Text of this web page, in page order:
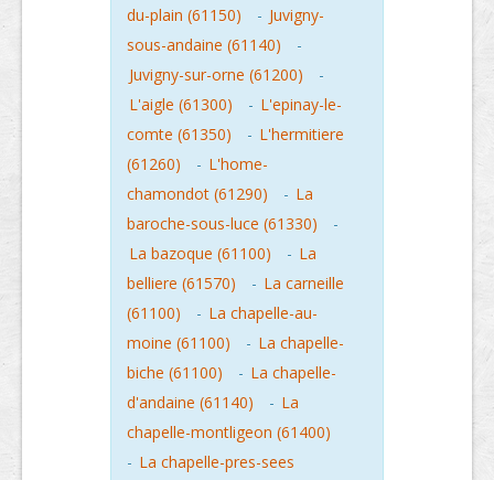
du-plain (61150)
- Juvigny-
sous-andaine (61140)
-
Juvigny-sur-orne (61200)
-
L'aigle (61300)
- L'epinay-le-
comte (61350)
- L'hermitiere
(61260)
- L'home-
chamondot (61290)
- La
baroche-sous-luce (61330)
-
La bazoque (61100)
- La
belliere (61570)
- La carneille
(61100)
- La chapelle-au-
moine (61100)
- La chapelle-
biche (61100)
- La chapelle-
d'andaine (61140)
- La
chapelle-montligeon (61400)
- La chapelle-pres-sees